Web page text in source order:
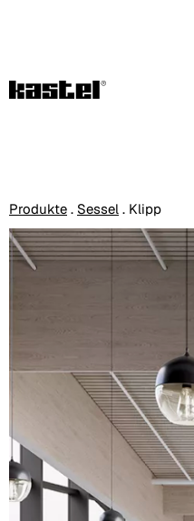
Produkte . Sessel . Klipp